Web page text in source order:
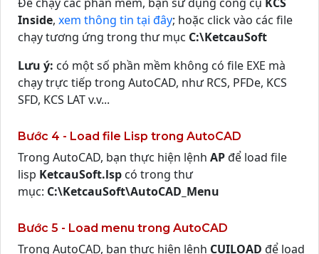
Inside, xem thông tin tại đây; hoặc click vào các file
chạy tương ứng trong thư mục C:\KetcauSoft
Lưu ý: có một số phần mềm không có file EXE mà
chạy trực tiếp trong AutoCAD, như RCS, PFDe, KCS
SFD, KCS LAT v.v...
Bước 4 - Load file Lisp trong AutoCAD
Trong AutoCAD, bạn thực hiện lệnh APđể load file
lisp KetcauSoft.lsp có trong thư
mục: C:\KetcauSoft\AutoCAD_Menu
Bước 5 - Load menu trong AutoCAD
Trong AutoCAD, bạn thực hiện lệnh CUILOAD để load